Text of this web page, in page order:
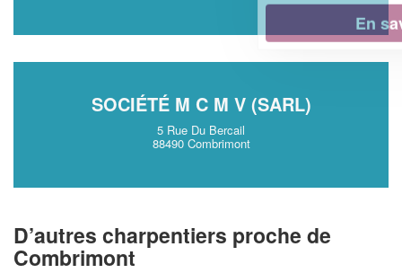
SOCIÉTÉ M C M V (SARL)
5 Rue Du Bercail
88490 Combrimont
D’autres charpentiers proche de
Combrimont